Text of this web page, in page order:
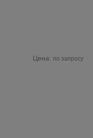
Цена: по запросу